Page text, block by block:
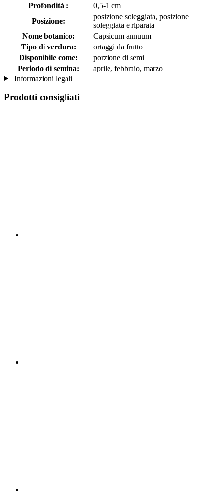
Profondità :
0,5-1 cm
Posizione:
posizione soleggiata, posizione
soleggiata e riparata
Nome botanico:
Capsicum annuum
Tipo di verdura:
ortaggi da frutto
Disponibile come:
porzione di semi
Periodo di semina:
aprile, febbraio, marzo
Informazioni legali
Prodotti consigliati